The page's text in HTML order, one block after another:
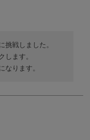
挑戦しました。
します。
なります。